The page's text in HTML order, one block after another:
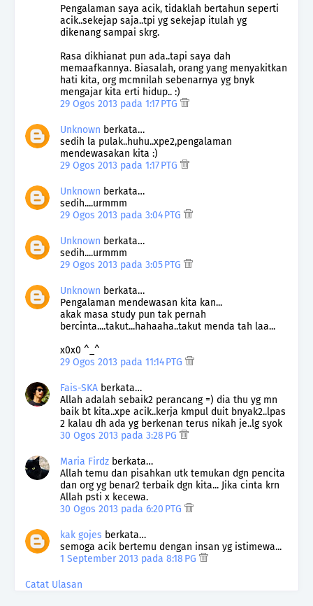
Pengalaman saya acik, tidaklah bertahun seperti
acik..sekejap saja..tpi yg sekejap itulah yg
dikenang sampai skrg.
Rasa dikhianat pun ada..tapi saya dah
memaafkannya. Biasalah, orang yang menyakitkan
hati kita, org mcmnilah sebenarnya yg bnyk
mengajar kita erti hidup.. :)
29 Ogos 2013 pada 1:17 PTG
Unknown berkata…
sedih la pulak..huhu..xpe2,pengalaman
mendewasakan kita :)
29 Ogos 2013 pada 1:17 PTG
Unknown berkata…
sedih....urmmm
29 Ogos 2013 pada 3:04 PTG
Unknown berkata…
sedih....urmmm
29 Ogos 2013 pada 3:05 PTG
Unknown berkata…
Pengalaman mendewasan kita kan...
akak masa study pun tak pernah
bercinta....takut...hahaaha..takut menda tah laa...
x0x0 ^_^
29 Ogos 2013 pada 11:14 PTG
Fais-SKA berkata…
Allah adalah sebaik2 perancang =) dia thu yg mn
baik bt kita..xpe acik..kerja kmpul duit bnyak2..lpas
2 kalau dh ada yg berkenan terus nikah je..lg syok
30 Ogos 2013 pada 3:28 PG
Maria Firdz berkata…
Allah temu dan pisahkan utk temukan dgn pencita
dan org yg benar2 terbaik dgn kita... Jika cinta krn
Allah psti x kecewa.
30 Ogos 2013 pada 6:20 PTG
kak gojes berkata…
semoga acik bertemu dengan insan yg istimewa...
1 September 2013 pada 8:18 PG
Catat Ulasan